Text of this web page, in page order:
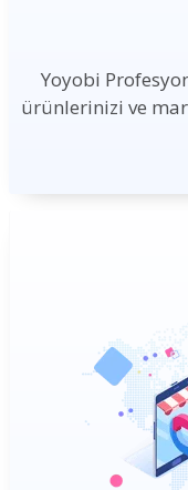
Yoyobi
ürünlerinizi ve